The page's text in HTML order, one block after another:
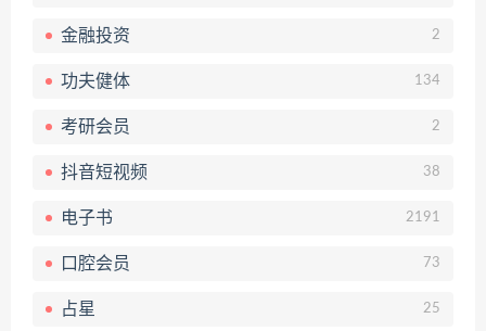
金融投资 2
功夫健体 134
考研会员 2
抖音短视频 38
电子书 2191
口腔会员 73
占星 25